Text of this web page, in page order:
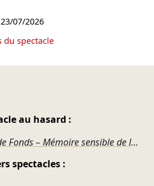
23/07/2026
du spectacle
au hasard :
Bus tour 3 - La Chaux de Fonds – Mémoire sensible de la ville, racontée par ses propres habitant-e-s
spectacles :